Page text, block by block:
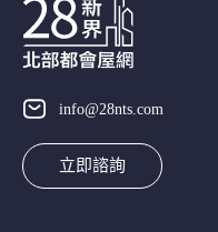
info@28nts.com
立即諮詢